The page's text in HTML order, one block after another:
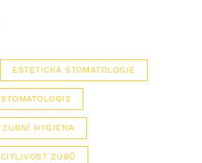
ESTETICKÁ STOMATOLOGIE
STOMATOLOGIE
ZUBNÍ HYGIENA
CITLIVOST ZUBŮ